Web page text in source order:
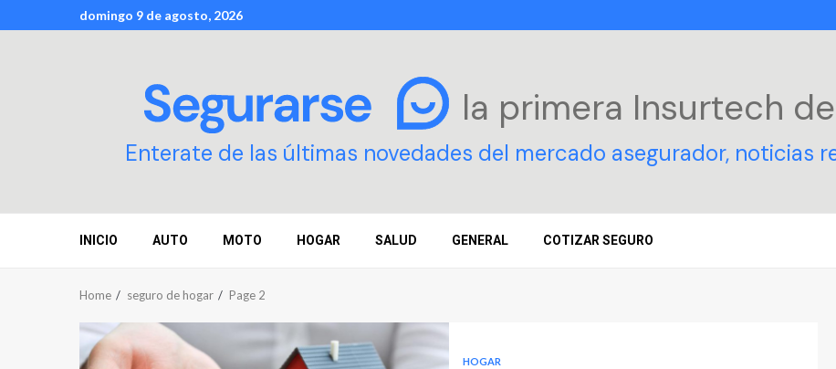
to
domingo 9 de agosto, 2026
la primera Insurtech
Enterate de las últimas novedades del mercado asegurador, noticias
INICIO AUTO MOTO HOGAR SALUD GENERAL COTIZAR SEGURO
Home seguro de hogar Page 2
HOGAR